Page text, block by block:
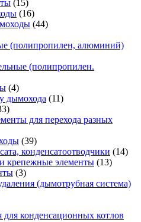
(15)
(16)
(44)
(полипропилен, алюминий)
(полипропилен.
(4)
дымохода (11)
для перехода разных
(39)
конденсатоотводчики (14)
крепежные элементы (13)
(3)
(дымотрубная система)
конденсационных котлов